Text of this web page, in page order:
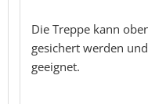
Die Treppe kann
gesichert werden
geeignet.